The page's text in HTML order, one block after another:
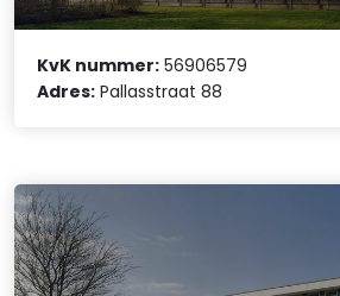
KvK nummer: 56906579
Adres: Pallasstraat 88